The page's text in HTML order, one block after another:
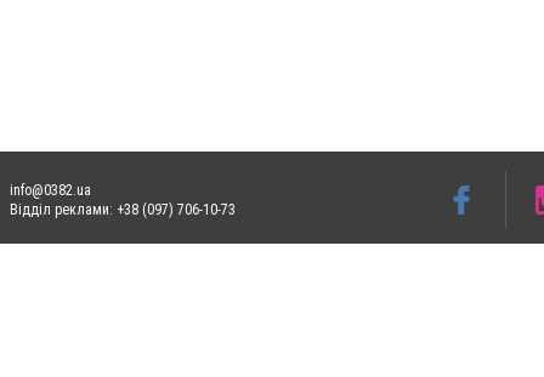
info@0382.ua
Відділ реклами: +38 (097) 706-10-73